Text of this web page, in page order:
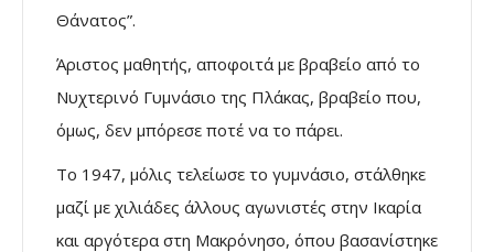
Θάνατος”.
Άριστος μαθητής, αποφοιτά με βραβείο από το
Νυχτερινό Γυμνάσιο της Πλάκας, βραβείο που,
όμως, δεν μπόρεσε ποτέ να το πάρει.
Το 1947, μόλις τελείωσε το γυμνάσιο, στάλθηκε
μαζί με χιλιάδες άλλους αγωνιστές στην Ικαρία
και αργότερα στη Μακρόνησο, όπου βασανίστηκε